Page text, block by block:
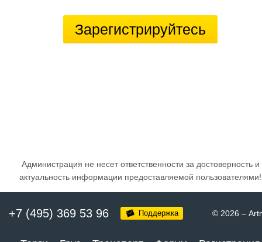
Зарегистрируйтесь
Администрация не несет ответственности за достоверность и
актуальность информации предоставляемой пользователями!
+7 (495) 369 53 96 Поддержка © 2026 –